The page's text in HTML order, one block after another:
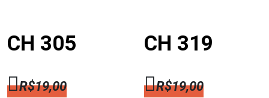
CH 305
R$19,00
CH 319
R$19,00